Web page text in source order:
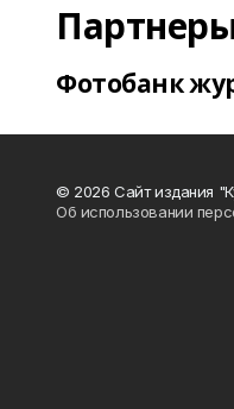
Фотобанк
© 2026 Сайт издания
Об использовании